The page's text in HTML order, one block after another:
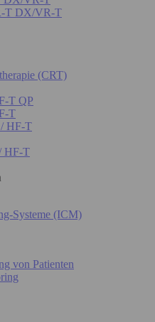
T DX/VR-T
(CRT)
T QP
T
HF-T
HF-T
Systeme (ICM)
von Patienten